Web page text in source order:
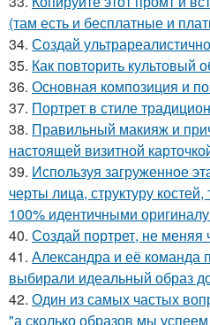
(там есть и бесплатные и
34. Создай
35. Как повторить культовый
36. Основная композиция и
37. Портрет в стиле
38. Правильный макияж и
настоящей визитной
39. Используя загруженное
черты лица, структуру
100% идентичными
40. Создай портрет, не меняя
41. Александра и её команда
выбирали идеальный образ
42. Один из самых частых
"а сколько образов мы успеем